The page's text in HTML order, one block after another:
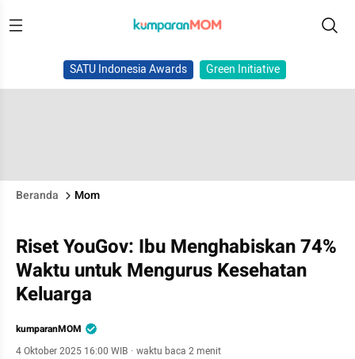
SATU Indonesia Awards Green Initiative
Beranda Mom
Riset YouGov: Ibu Menghabiskan 74%
Waktu untuk Mengurus Kesehatan
Keluarga
kumparanMOM
4 Oktober 2025 16:00 WIB · waktu baca 2 menit